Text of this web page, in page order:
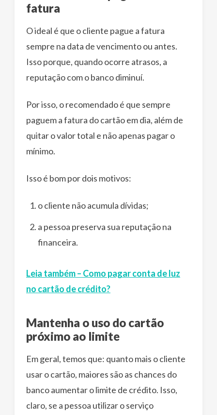
fatura
O ideal é que o cliente pague a fatura
sempre na data de vencimento ou antes.
Isso porque, quando ocorre atrasos, a
reputação com o banco diminuí.
Por isso, o recomendado é que sempre
paguem a fatura do cartão em dia, além de
quitar o valor total e não apenas pagar o
mínimo.
Isso é bom por dois motivos:
o cliente não acumula dívidas;
a pessoa preserva sua reputação na
financeira.
Leia também – Como pagar conta de luz
no cartão de crédito?
Mantenha o uso do cartão
próximo ao limite
Em geral, temos que: quanto mais o cliente
usar o cartão, maiores são as chances do
banco aumentar o limite de crédito. Isso,
claro, se a pessoa utilizar o serviço